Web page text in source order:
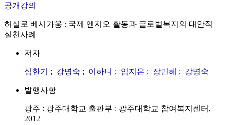
공개강의
허실로 베시가웅 : 국제 엔지오 활동과 글로벌복지의 대안적
실천사례
저자
심한기 ; 강명숙 ; 이하니 ; 임지은 ; 장민혜 ; 강명숙
발행사항
광주 : 광주대학교 출판부 : 광주대학교 참여복지센터,
2012